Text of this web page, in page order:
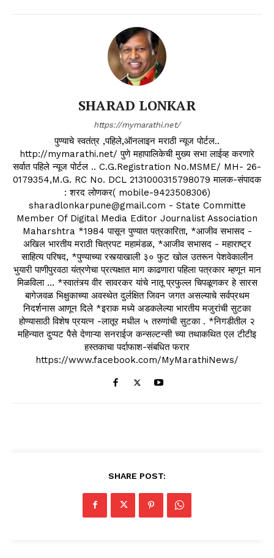
SHARAD LONKAR
https://mymarathi.net/
पुण्याचे स्वतंत्र ,पहिले,ऑनलाइन मराठी न्यूज पोर्टल..
http://mymarathi.net/ पुणे महापालिकेची मुख्य सभा लाईव्ह करणारे
सर्वात पहिले न्यूज पोर्टल .. C.G.Registration No.MSME/ MH- 26-
0179354,M.G. RC No. DCL 2131000315798079 मालक-संपादक
: शरद लोणकर( mobile-9423508306)
sharadlonkarpune@gmail.com - State Committe
Member Of Digital Media Editor Journalist Association
Maharshtra *1984 पासून पुण्यात पत्रकारिता, *आजीव सभासद -
अखिल भारतीय मराठी चित्रपट महामंडळ, *आजीव सभासद - महाराष्ट्र
साहित्य परिषद, *पुण्याच्या रस्त्याखाली ३० फुट खोल उतरून पेशवेकालीन
भुयारी पाणीपुरवठा यंत्रणेचा प्रत्यक्षात माग काढणारा पहिला पत्रकार म्हणून मान
मिळविला ... *स्वातंत्र्य वीर सावरकर यांचे नातू प्रफुल्ल चिपळूणकर हे सारस
बागेजवळ भिक्षुकाच्या अवस्थेत दुर्लक्षित जिवन जगत असल्याचे सर्वप्रथम
निदर्शनास आणून दिले *इराक मध्ये अडकलेल्या भारतीय मजुरांची सुटका
होण्यासाठी विशेष प्रयत्न -लातूर मधील ५ तरुणांची सुटका . *निगडीतील २
महिन्यात दुप्पट पैसे देणाऱ्या सनराईज कन्सल्टन्सी च्या तथाकथित एल टीटीइ
हस्तकाचा पर्दाफाश-संबधित फरार
https://www.facebook.com/MyMarathiNews/
SHARE POST: